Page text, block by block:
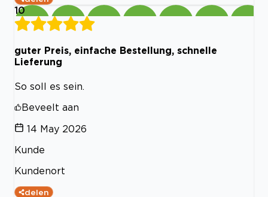
10
guter Preis, einfache Bestellung, schnelle
Lieferung
So soll es sein.
Beveelt aan
14 May 2026
Kunde
Kundenort
delen